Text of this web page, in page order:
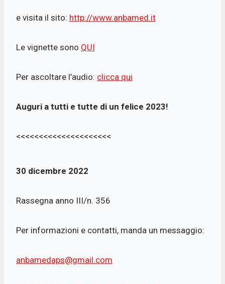
e visita il sito: http://www.anbamed.it
Le vignette sono QUI
Per ascoltare l’audio: clicca qui
Auguri a tutti e tutte di un felice 2023!
<<<<<<<<<<<<<<<<<<<<<
30 dicembre 2022
Rassegna anno III/n. 356
Per informazioni e contatti, manda un messaggio:
anbamedaps@gmail.com